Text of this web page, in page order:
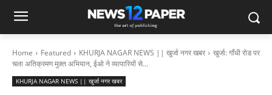
Home Featured KHURJA NAGAR NEWS || खुर्जा नगर खबर
खुर्जा: गाँधी रोड पर
चला अतिक्रमण मुक्त अभियान, ईओ ने व्यापारियों से...
KHURJA NAGAR NEWS || खुर्जा नगर खबर